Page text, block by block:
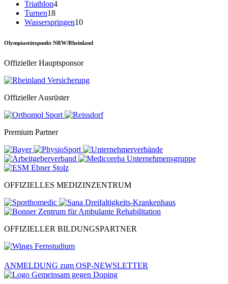
Triathlon4
Turnen18
Wasserspringen10
Olympiastützpunkt NRW/Rheinland
Offizieller Hauptsponsor
Offizieller Ausrüster
Premium Partner
OFFIZIELLES MEDIZINZENTRUM
OFFIZIELLER BILDUNGSPARTNER
ANMELDUNG zum OSP-NEWSLETTER